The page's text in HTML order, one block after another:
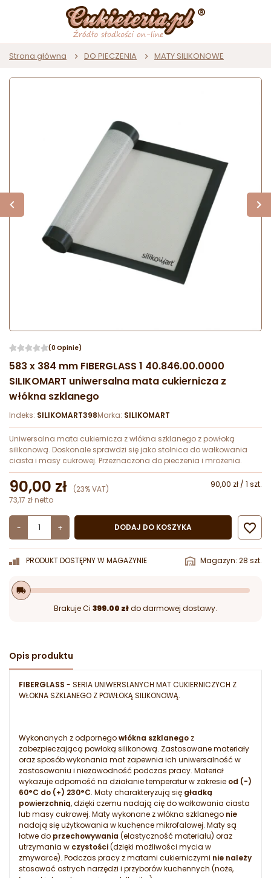
Strona główna DO PIECZENIA MATY SILIKONOWE
(0 Opinie)
583 x 384 mm FIBERGLASS 1 40.846.00.0000
SILIKOMART uniwersalna mata cukiernicza z
włókna szklanego
Indeks: SILIKOMART398Marka: SILIKOMART
Uniwersalna mata cukiernicza z włókna szklanego z powłoką
silikonową. Doskonale sprawdzi się jako stolnica do wałkowania
ciasta i masy cukrowej. Przeznaczona do pieczenia i mrożenia.
90,00 zł (23% VAT)
90,00 zł / 1 szt.
73,17 zł netto
- + DODAJ DO KOSZYKA 
PRODUKT DOSTĘPNY W MAGAZYNIE Magazyn: 28 szt.
local_shipping
Brakuje Ci 399.00 złdo darmowej dostawy.
Opis produktu
FIBERGLASS - SERIA UNIWERSLANYCH MAT CUKIERNICZYCH Z
WŁOKNA SZKLANEGO Z POWŁOKĄ SILIKONOWĄ.
Wykonanych z odpornegowłókna szklanego z
zabezpieczającą powłoką silikonową. Zastosowane materiały
oraz sposób wykonania mat zapewnia ich uniwersalność w
zastosowaniu i niezawodność podczas pracy. Materiał
wykazuje odporność na działanie temperatur w zakresie od (-)
60°C do (+) 230°C. Maty charakteryzują się gładką
powierzchnią, dzięki czemu nadają cię do wałkowania ciasta
lub masy cukrowej. Maty wykonane z włókna szklanego nie
nadają się użytkowania w kuchence mikrofalowej. Maty są
łatwe do przechowywania (elastyczność materiału) oraz
utrzymania w czystości(dzięki możliwości mycia w
zmywarce). Podczas pracy z matami cukierniczymi nie należy
stosować ostrych narzędzi i przyborów kuchennych (noże,